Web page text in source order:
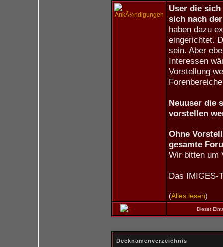
User die
sich nach
haben dazu
eingerichtet.
sein. Aber
Interessen
Vorstellung
Neuuser die
vorstellen
Ohne
gesamte
Wir bitten um
Das IMIGES-
(Alles lesen)
Dieser
Decknamenverzeichnis